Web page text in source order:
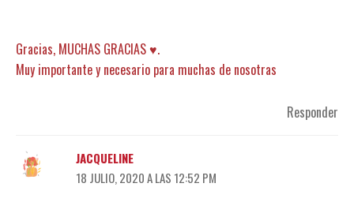
Gracias, MUCHAS GRACIAS ♥️.
Muy importante y necesario para muchas de nosotras
Responder
JACQUELINE
18 JULIO, 2020 A LAS 12:52 PM